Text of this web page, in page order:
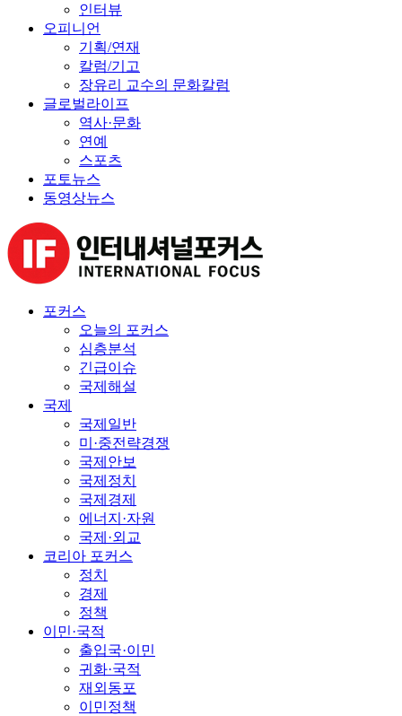
인터뷰
오피니언
기획/연재
칼럼/기고
장유리 교수의 문화칼럼
글로벌라이프
역사·문화
연예
스포츠
포토뉴스
동영상뉴스
포커스
오늘의 포커스
심층분석
긴급이슈
국제해설
국제
국제일반
미·중전략경쟁
국제안보
국제정치
국제경제
에너지·자원
국제·외교
코리아 포커스
정치
경제
정책
이민·국적
출입국·이민
귀화·국적
재외동포
이민정책